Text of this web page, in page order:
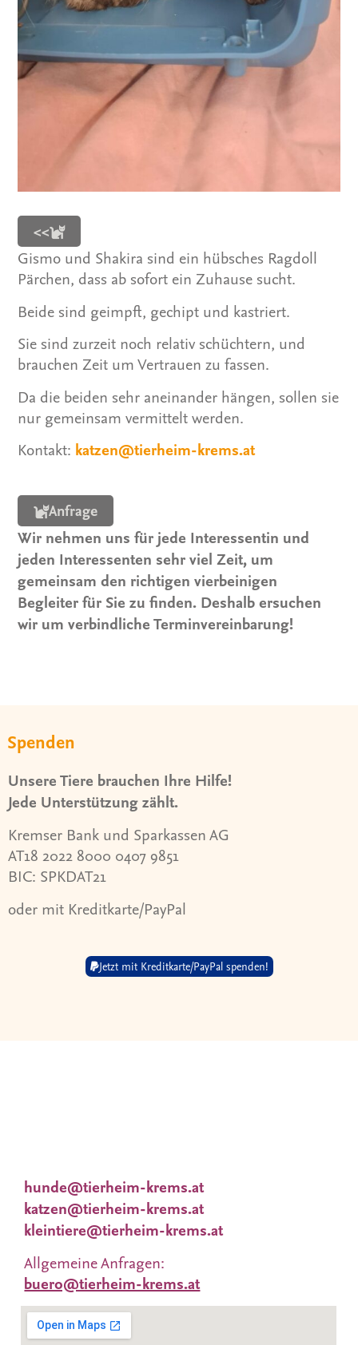
<<
Gismo und Shakira sind ein hübsches Ragdoll
Pärchen, dass ab sofort ein Zuhause sucht.
Beide sind geimpft, gechipt und kastriert.
Sie sind zurzeit noch relativ schüchtern, und
brauchen Zeit um Vertrauen zu fassen.
Da die beiden sehr aneinander hängen, sollen sie
nur gemeinsam vermittelt werden.
Kontakt: katzen@tierheim-krems.at
Anfrage
Wir nehmen uns für jede Interessentin und
jeden Interessenten sehr viel Zeit, um
gemeinsam den richtigen vierbeinigen
Begleiter für Sie zu finden. Deshalb ersuchen
wir um verbindliche Terminvereinbarung!
Spenden
Unsere Tiere brauchen Ihre Hilfe!
Jede Unterstützung zählt.
Kremser Bank und Sparkassen AG
AT18 2022 8000 0407 9851
BIC: SPKDAT21
oder mit Kreditkarte/PayPal
Jetzt mit Kreditkarte/PayPal spenden!
hunde@tierheim-krems.at
katzen@tierheim-krems.at
kleintiere@tierheim-krems.at
Allgemeine Anfragen:
buero@tierheim-krems.at